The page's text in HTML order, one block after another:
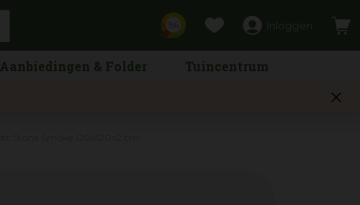
Aanbiedingen & Folder Tuincentrum